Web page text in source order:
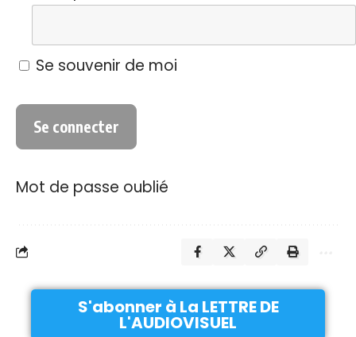
Se souvenir de moi
Mot de passe oublié
S'abonner à La LETTRE DE
L'AUDIOVISUEL